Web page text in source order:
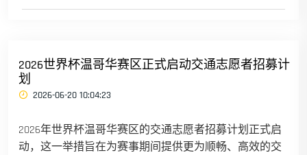
2026世界杯温哥华赛区正式启动交通志愿者招募计
划
2026-06-20 10:04:23
2026年世界杯温哥华赛区的交通志愿者招募计划正式启
动，这一举措旨在为赛事期间提供更为顺畅、高效的交